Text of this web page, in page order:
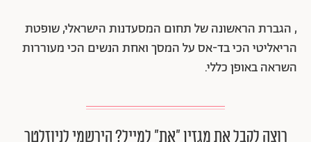
, הגברת הראשונה של תחום המסעדנות הישראלי, שופטת
הריאליטי הכי בד-אס על המסך ואחת הנשים הכי מעוררות
השראה באופן כללי.
רוצה לקבל את מגזין ״את״ למייל? הירשמי לניוזלטר